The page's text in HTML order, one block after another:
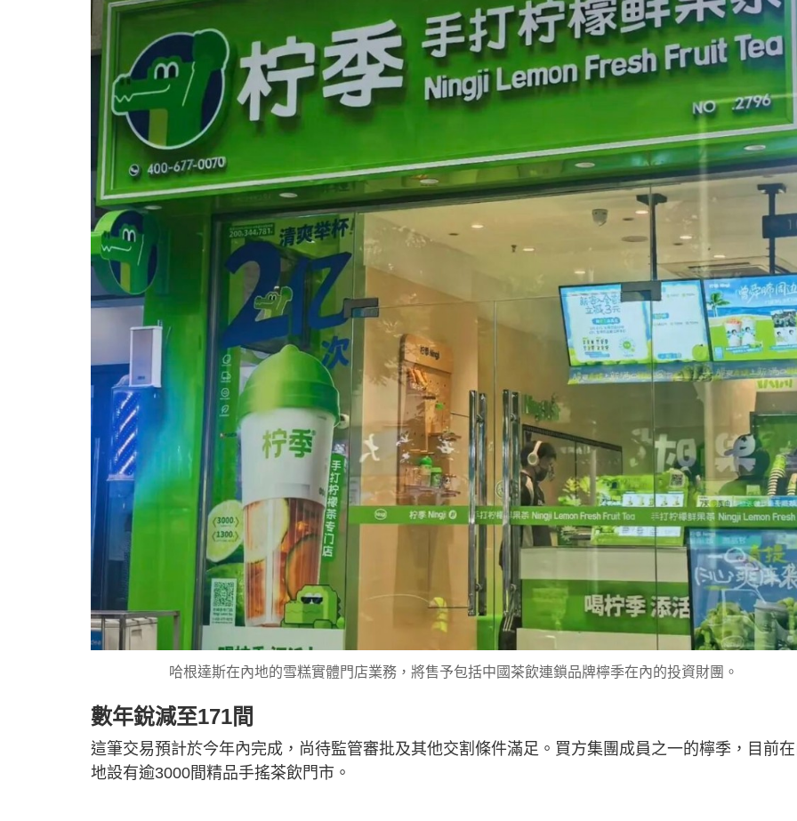
哈根達斯在內地的雪糕實體門店業務，將售予包括中國茶飲連鎖品牌檸季在內的投資財團。
數年銳減至171間
這筆交易預計於今年內完成，尚待監管審批及其他交割條件滿足。買方集團成員之一的檸季，目前
地設有逾3000間精品手搖茶飲門市。